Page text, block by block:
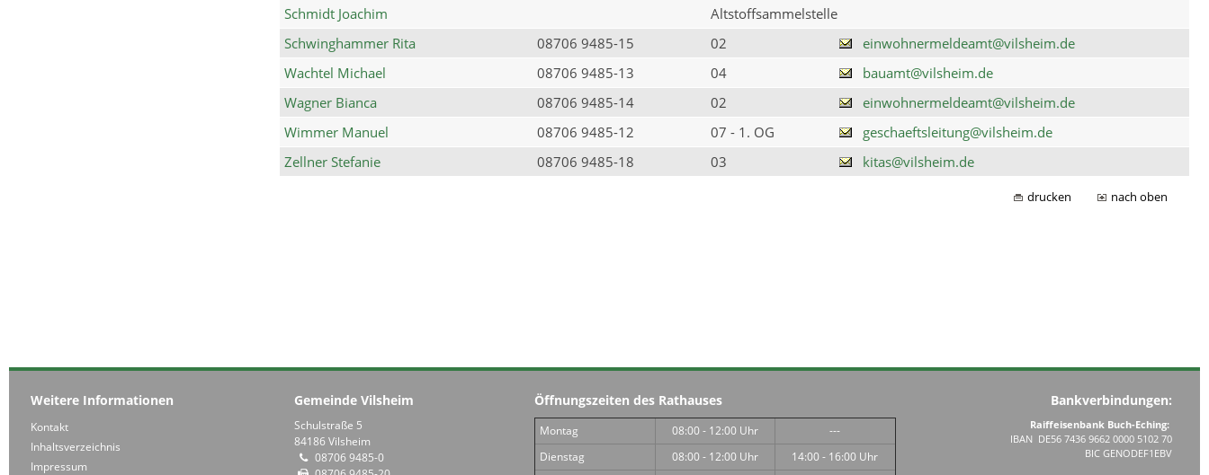
Schmidt Joachim
Altstoffsammelstelle
Schwinghammer Rita
08706 9485-15 02
einwohnermeldeamt@vilsheim.de
Wachtel Michael
08706 9485-13 04
bauamt@vilsheim.de
Wagner Bianca
08706 9485-14 02
einwohnermeldeamt@vilsheim.de
Wimmer Manuel
08706 9485-12 07 - 1. OG
geschaeftsleitung@vilsheim.de
Zellner Stefanie
08706 9485-18 03 kitas@vilsheim.de
drucken nach oben
Weitere Informationen
Kontakt
Inhaltsverzeichnis
Impressum
Gemeinde Vilsheim
Schulstraße 5
84186 Vilsheim
08706 9485-0
Öffnungszeiten des Rathauses
Montag 08:00 - 12:00 Uhr
---
Dienstag
08:00 - 12:00 Uhr
14:00 - 16:00 Uhr
Bankverbindungen:
Raiffeisenbank Buch-Eching:
IBAN DE56 7436 9662 0000 5102 70
BIC GENODEF1EBV